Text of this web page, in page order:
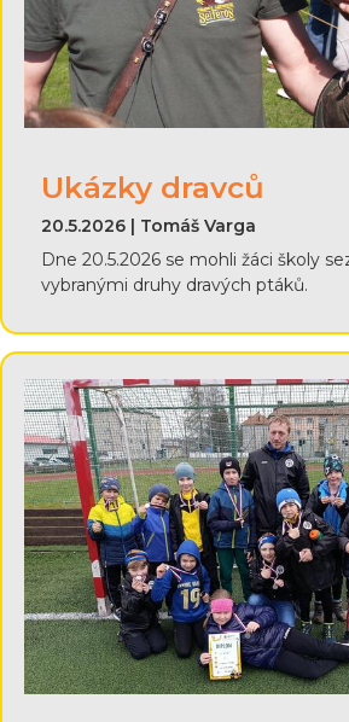
Ukázky dravců
20.5.2026 | Tomáš Varga
Dne 20.5.2026 se mohli žáci školy
vybranými druhy dravých ptáků.